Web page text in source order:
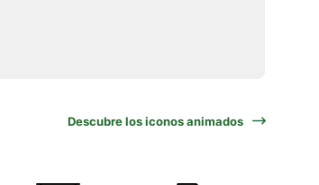
Descubre los iconos animados